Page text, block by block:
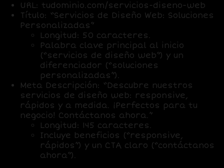
URL: tudominio.com/servicios-diseno-web
Título: “Servicios de Diseño Web: Soluciones
Personalizadas”
Longitud: 50 caracteres.
Palabra clave principal al inicio
(“servicios de diseño web”) y un
diferenciador (“soluciones
personalizadas”).
Meta Descripción: “Descubre nuestros
servicios de diseño web: responsive,
rápidos y a medida. ¡Perfectos para tu
negocio! Contáctanos ahora.”
Longitud: 145 caracteres.
Incluye beneficios (“responsive,
rápidos”) y un CTA claro (“contáctanos
ahora”).